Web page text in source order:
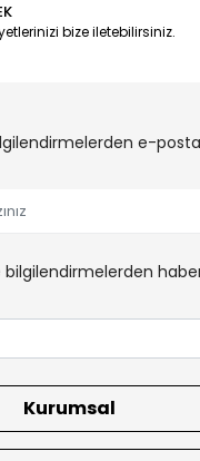
bize iletebilirsiniz.
e-
Kurumsal